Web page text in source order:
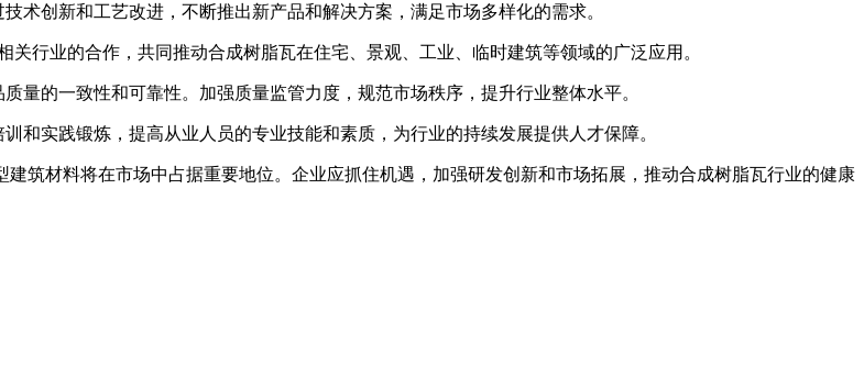
术创新和工艺改进，不断推出新产品和解决方案，满足市场多样化的需求。
行业的合作，共同推动合成树脂瓦在住宅、景观、工业、临时建筑等领域的广泛应用。
量的一致性和可靠性。加强质量监管力度，规范市场秩序，提升行业整体水平。
和实践锻炼，提高从业人员的专业技能和素质，为行业的持续发展提供人才保障。
筑材料将在市场中占据重要地位。企业应抓住机遇，加强研发创新和市场拓展，推动合成树脂瓦行业的健康